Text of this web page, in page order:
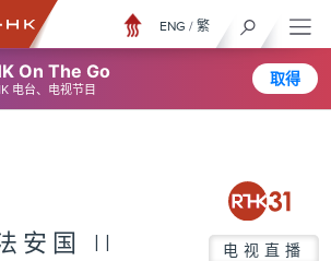
On The Go
电台、电视节目
取得
ENG / 繁
安国 II 电视直播